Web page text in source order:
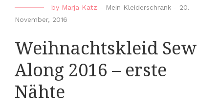
by Marja Katz - Mein Kleiderschrank - 20.
November, 2016
Weihnachtskleid Sew
Along 2016 – erste
Nähte